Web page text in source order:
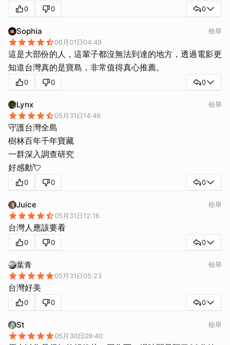
0 0 0
Sophia
06月01日04:49
檢舉
這是大部份的人，這輩子都沒無法到達的地方，透過電影更
知道台灣真的是寶島，非常值得真心推薦。
0 0 0
Lynx
05月31日14:46
檢舉
守護台灣全島
樹林百年千年寶藏
一群深入調查研究
好感動💘
0 0 0
Juice
05月31日12:16
檢舉
台灣人應該要看
0 0 0
葉青
05月31日05:23
檢舉
台灣好美
0 0 0
St
05月30日09:40
檢舉